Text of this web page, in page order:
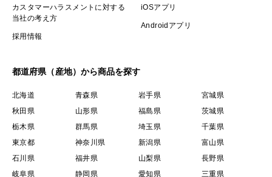
カスタマーハラスメントに対する
当社の考え方
採用情報
iOSアプリ
Androidアプリ
都道府県（産地）から商品を探す
北海道 青森県 岩手県
宮城県
秋田県
山形県 福島県
茨城県
栃木県
群馬県 埼玉県
千葉県
東京都
神奈川県 新潟県
富山県
石川県
福井県 山梨県
長野県
岐阜県
静岡県 愛知県 三重県